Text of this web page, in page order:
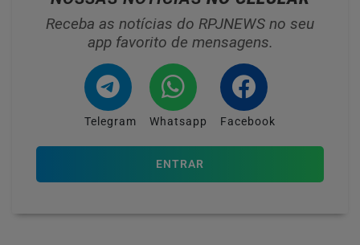
Receba as notícias do RPJNEWS no seu
app favorito de mensagens.
Telegram Whatsapp Facebook
ENTRAR